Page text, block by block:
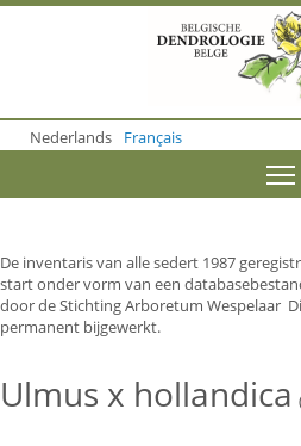
o
m
o
n
t
e
n
Nederlands Français
De inventaris van alle sedert 1987
start onder vorm van een
door de Stichting Arboretum Wespelaar
permanent bijgewerkt.
Ulmus x hollandica